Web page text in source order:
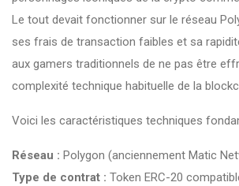
Le tout devait fonctionner sur le réseau
ses frais de transaction faibles et sa
aux gamers traditionnels de ne pas être
complexité technique habituelle de la
Voici les caractéristiques techniques
Réseau : Polygon (anciennement Matic
Type de contrat : Token ERC-20